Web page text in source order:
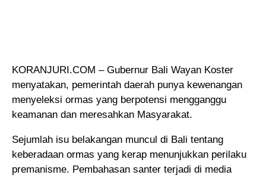
KORANJURI.COM – Gubernur Bali Wayan Koster
menyatakan, pemerintah daerah punya kewenangan
menyeleksi ormas yang berpotensi mengganggu
keamanan dan meresahkan Masyarakat.
Sejumlah isu belakangan muncul di Bali tentang
keberadaan ormas yang kerap menunjukkan perilaku
premanisme. Pembahasan santer terjadi di media